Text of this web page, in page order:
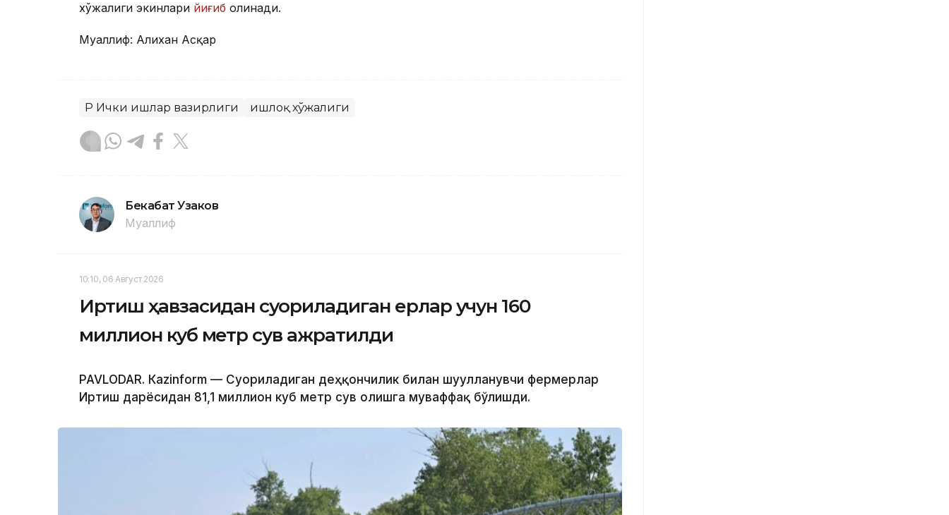
хўжалиги экинлари йиғиб олинади.
Муаллиф: Алихан Асқар
ҚР Ички ишлар вазирлиги Қишлоқ хўжалиги
Бекабат Узаков
Муаллиф
10:10, 06 Август 2026
Иртиш ҳавзасидан суғориладиган ерлар учун 160
миллион куб метр сув ажратилди
PAVLODAR. Кazinform — Суғориладиган деҳқончилик билан шуғулланувчи фермерлар
Иртиш дарёсидан 81,1 миллион куб метр сув олишга муваффақ бўлишди.